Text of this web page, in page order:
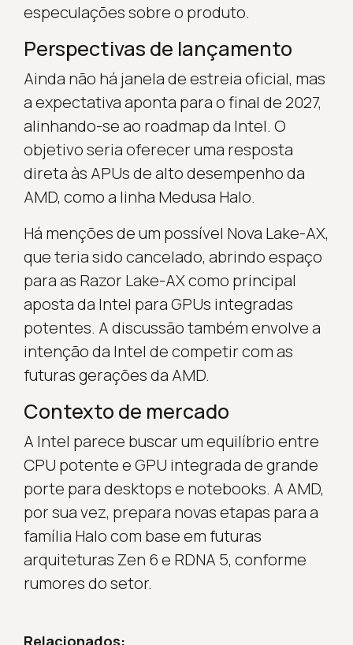
especulações sobre o produto.
Perspectivas de lançamento
Ainda não há janela de estreia oficial, mas
a expectativa aponta para o final de 2027,
alinhando-se ao roadmap da Intel. O
objetivo seria oferecer uma resposta
direta às APUs de alto desempenho da
AMD, como a linha Medusa Halo.
Há menções de um possível Nova Lake-AX,
que teria sido cancelado, abrindo espaço
para as Razor Lake-AX como principal
aposta da Intel para GPUs integradas
potentes. A discussão também envolve a
intenção da Intel de competir com as
futuras gerações da AMD.
Contexto de mercado
A Intel parece buscar um equilíbrio entre
CPU potente e GPU integrada de grande
porte para desktops e notebooks. A AMD,
por sua vez, prepara novas etapas para a
família Halo com base em futuras
arquiteturas Zen 6 e RDNA 5, conforme
rumores do setor.
Relacionados: